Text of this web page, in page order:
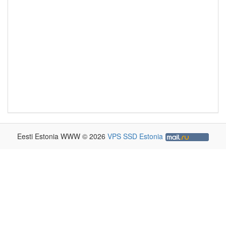
Eesti Estonia WWW © 2026 VPS SSD Estonia